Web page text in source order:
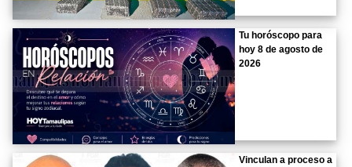
Tu horóscopo para
hoy 8 de agosto de
2026
Vinculan a proceso a